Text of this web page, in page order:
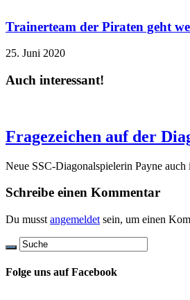
Trainerteam der Piraten geht
25. Juni 2020
Auch interessant!
Fragezeichen auf der
Neue SSC-Diagonalspielerin Payne
Schreibe einen Kommentar
Du musst angemeldet sein, um einen
Folge uns auf Facebook